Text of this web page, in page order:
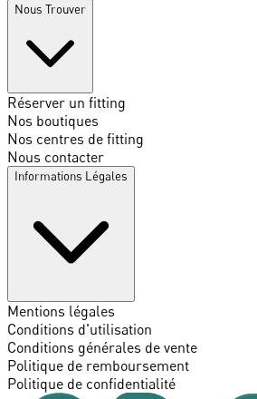
Nous Trouver
Réserver un fitting
Nos boutiques
Nos centres de fitting
Nous contacter
Informations Légales
Mentions légales
Conditions d'utilisation
Conditions générales de vente
Politique de remboursement
Politique de confidentialité